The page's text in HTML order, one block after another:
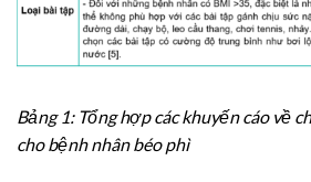
Bảng 1: Tổng hợp các khuyến cáo về
cho bệnh nhân béo phì